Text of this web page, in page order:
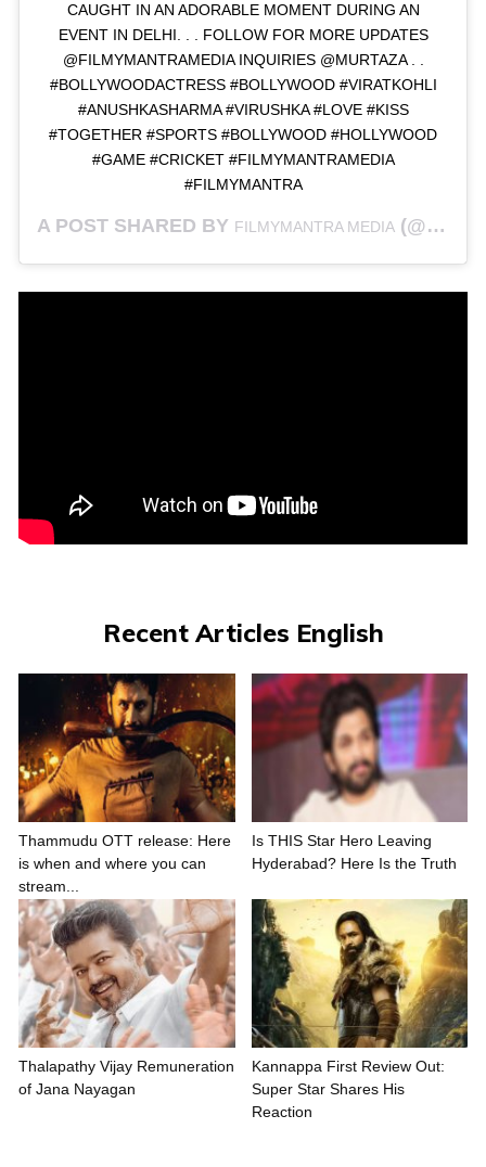
CAUGHT IN AN ADORABLE MOMENT DURING AN
EVENT IN DELHI. . . FOLLOW FOR MORE UPDATES
@FILMYMANTRAMEDIA INQUIRIES @MURTAZA . .
#BOLLYWOODACTRESS #BOLLYWOOD #VIRATKOHLI
#ANUSHKASHARMA #VIRUSHKA #LOVE #KISS
#TOGETHER #SPORTS #BOLLYWOOD #HOLLYWOOD
#GAME #CRICKET #FILMYMANTRAMEDIA
#FILMYMANTRA
A POST SHARED BY FILMYMANTRA MEDIA (@FILMYMANTRAMEDIA) ON
Recent Articles English
Thammudu OTT release: Here
is when and where you can
stream...
Is THIS Star Hero Leaving
Hyderabad? Here Is the Truth
Thalapathy Vijay Remuneration
of Jana Nayagan
Kannappa First Review Out:
Super Star Shares His
Reaction